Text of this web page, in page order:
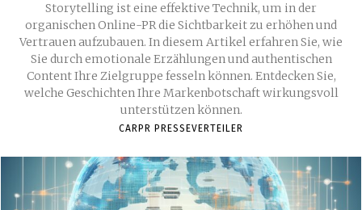
Storytelling ist eine effektive Technik, um in der
organischen Online-PR die Sichtbarkeit zu erhöhen und
Vertrauen aufzubauen. In diesem Artikel erfahren Sie, wie
Sie durch emotionale Erzählungen und authentischen
Content Ihre Zielgruppe fesseln können. Entdecken Sie,
welche Geschichten Ihre Markenbotschaft wirkungsvoll
unterstützen können.
CARPR PRESSEVERTEILER